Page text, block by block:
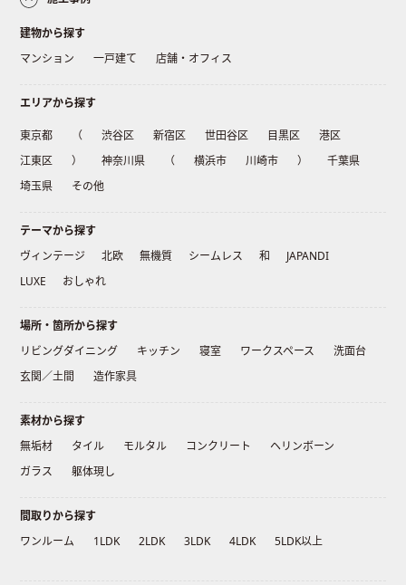
建物から探す
マンション
一戸建て 店舗・オフィス
エリアから探す
東京都 （ 渋谷区 新宿区 世田谷区 目黒区
港区
江東区
） 神奈川県 （ 横浜市 川崎市 ）
千葉県
埼玉県
その他
テーマから探す
ヴィンテージ
北欧 無機質 シームレス 和
JAPANDI
LUXE
おしゃれ
場所・箇所から探す
リビングダイニング
キッチン 寝室 ワークスペース
洗面台
玄関／土間
造作家具
素材から探す
無垢材
タイル モルタル コンクリート
ヘリンボーン
ガラス
躯体現し
間取りから探す
ワンルーム
1LDK 2LDK 3LDK 4LDK 5LDK以上